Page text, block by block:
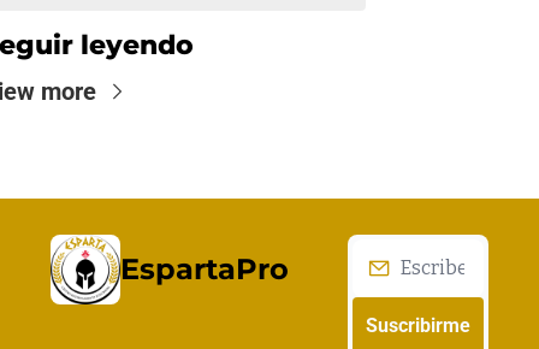
leyendo
more
EspartaPro
Suscribirme